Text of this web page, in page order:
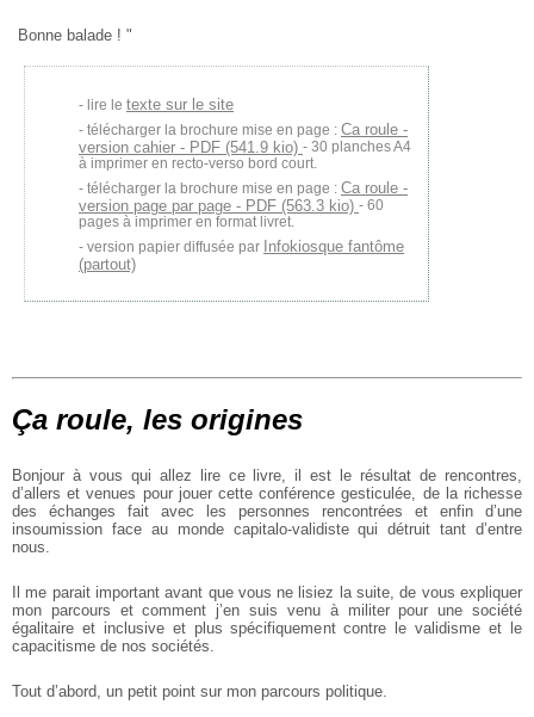
Bonne balade ! "
lire le texte sur le site
télécharger la brochure mise en page : Ca roule -
version cahier - PDF (541.9 kio) - 30 planches A4
à imprimer en recto-verso bord court.
télécharger la brochure mise en page : Ca roule -
version page par page - PDF (563.3 kio) - 60
pages à imprimer en format livret.
version papier diffusée par Infokiosque fantôme
(partout)
Ça roule, les origines
Bonjour à vous qui allez lire ce livre, il est le résultat de rencontres,
d’allers et venues pour jouer cette conférence gesticulée, de la richesse
des échanges fait avec les personnes rencontrées et enfin d’une
insoumission face au monde capitalo-validiste qui détruit tant d’entre
nous.
Il me parait important avant que vous ne lisiez la suite, de vous expliquer
mon parcours et comment j’en suis venu à militer pour une société
égalitaire et inclusive et plus spécifiquement contre le validisme et le
capacitisme de nos sociétés.
Tout d’abord, un petit point sur mon parcours politique.